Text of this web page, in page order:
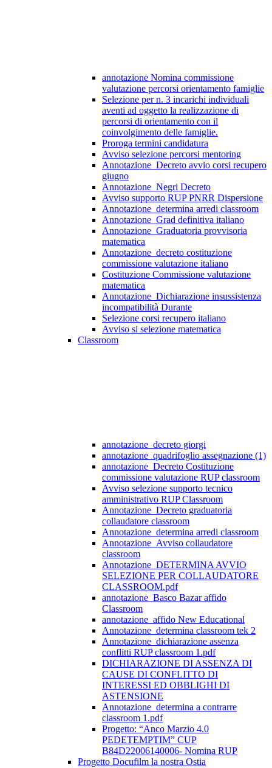
annotazione Nomina commissione
valutazione percorsi orientamento famiglie
Selezione per n. 3 incarichi individuali
aventi ad oggetto la realizzazione di
percorsi di orientamento con il
coinvolgimento delle famiglie.
Proroga termini candidatura
Avviso selezione percorsi mentoring
Annotazione_Decreto avvio corsi recupero
giugno
Annotazione_Negri Decreto
Avviso supporto RUP PNRR Dispersione
Annotazione_determina arredi classroom
Annotazione_Grad definitiva italiano
Annotazione_Graduatoria provvisoria
matematica
Annotazione_decreto costituzione
commissione valutazione italiano
Costituzione Commissione valutazione
matematica
Annotazione_Dichiarazione insussistenza
incompatibilità Durante
Selezione corsi recupero italiano
Avviso si selezione matematica
Classroom
annotazione_decreto giorgi
annotazione_quadrifoglio assegnazione (1)
annotazione_Decreto Costituzione
commissione valutazione RUP classroom
Avviso selezione supporto tecnico
amministrativo RUP Classroom
Annotazione_Decreto graduatoria
collaudatore classroom
Annotazione_determina arredi classroom
Annotazione_Avviso collaudatore
classroom
Annotazione_DETERMINA AVVIO
SELEZIONE PER COLLAUDATORE
CLASSROOM.pdf
annotazione_Basco Bazar affido
Classroom
annotazione_affido New Educational
Annotazione_determina classroom tek 2
Annotazione_dichiarazione assenza
conflitti RUP classroom 1.pdf
DICHIARAZIONE DI ASSENZA DI
CAUSE DI CONFLITTO DI
INTERESSI ED OBBLIGHI DI
ASTENSIONE
Annotazione_determina a contrarre
classroom 1.pdf
Progetto: “Anco Marzio 4.0
PEDETEMPTIM” CUP
B84D22006140006- Nomina RUP
Progetto Docufilm la nostra Ostia